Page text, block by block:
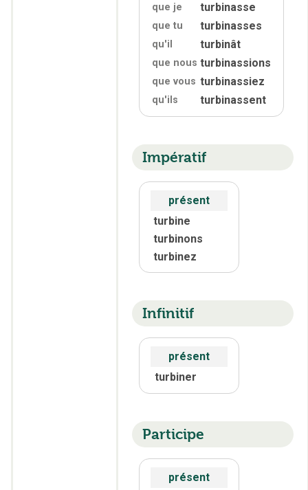
que je turbinasse
que tu turbinasses
qu'il turbinât
que nous turbinassions
que vous turbinassiez
qu'ils turbinassent
Impératif
présent
turbine
turbinons
turbinez
Infinitif
présent
turbiner
Participe
présent